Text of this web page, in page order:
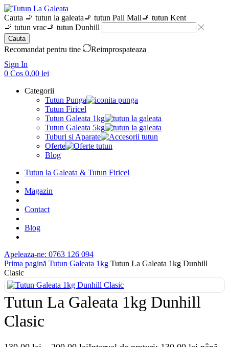
Cauta 🚬 tutun la galeata🚬 tutun Pall Mall🚬 tutun Kent
🚬 tutun vrac🚬 tutun Dunhill
Cauta
Recomandat pentru tine
Reimprospateaza
Sign In
0 Cos 0,00 lei
Categorii
Tutun Punga
Tutun Firicel
Tutun Galeata 1kg
Tutun Galeata 5kg
Tuburi si Aparate
Oferte
Blog
Tutun la Galeata & Tutun Firicel
Magazin
Contact
Blog
Apeleaza-ne: 0763 126 094
Prima pagină Tutun Galeata 1kg Tutun La Galeata 1kg Dunhill
Clasic
Tutun La Galeata 1kg Dunhill
Clasic